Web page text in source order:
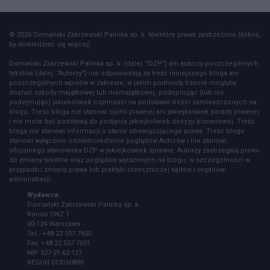
© 2026 Domański Zakrzewski Palinka sp. k. Niektóre prawa zastrzeżone (kliknij,
by dowiedzieć się więcej).
Domański Zakrzewski Palinka sp. k. (dalej: "DZP") ani autorzy poszczególnych
tekstów (dalej: "Autorzy") nie odpowiadają za treść niniejszego bloga ani
poszczególnych wpisów w zakresie, w jakim podmioty trzecie mogłyby
doznać szkody majątkowej lub niemajątkowej, podejmując (lub nie
podejmując) jakiekolwiek czynności na podstawie treści zamieszczonych na
blogu. Treść bloga nie stanowi opinii prawnej ani jakiejkolwiek porady prawnej
i nie może być podstawą do podjęcia jakiejkolwiek decyzji biznesowej. Treść
bloga nie stanowi informacji o stanie obowiązującego prawa. Treść bloga
stanowi wyłącznie odzwierciedlenie poglądów Autorów i nie stanowi
oficjalnego stanowiska DZP w jakiejkolwiek sprawie. Autorzy zastrzegają prawo
do zmiany tekstów oraz poglądów wyrażonych na blogu, w szczególności w
przypadku zmiany prawa lub praktyki orzeczniczej sądów i organów
administracji.
Wydawca:
Domański Zakrzewski Palinka sp. k.
Rondo ONZ 1
00-124 Warszawa
Tel.: +48 22 557 7600
Fax: +48 22 557 7601
NIP 527-21-62-127
REGON 013160890